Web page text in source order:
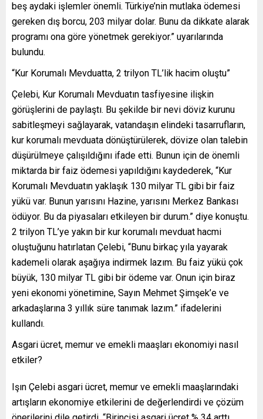
beş aydaki işlemler önemli. Türkiye’nin mutlaka ödemesi
gereken dış borcu, 203 milyar dolar. Bunu da dikkate alarak
programı ona göre yönetmek gerekiyor.” uyarılarında
bulundu.
“Kur Korumalı Mevduatta, 2 trilyon TL’lik hacim oluştu”
Çelebi, Kur Korumalı Mevduatın tasfiyesine ilişkin
görüşlerini de paylaştı. Bu şekilde bir nevi döviz kurunu
sabitleşmeyi sağlayarak, vatandaşın elindeki tasarrufların,
kur korumalı mevduata dönüştürülerek, dövize olan talebin
düşürülmeye çalışıldığını ifade etti. Bunun için de önemli
miktarda bir faiz ödemesi yapıldığını kaydederek, “Kur
Korumalı Mevduatın yaklaşık 130 milyar TL gibi bir faiz
yükü var. Bunun yarısını Hazine, yarısını Merkez Bankası
ödüyor. Bu da piyasaları etkileyen bir durum.” diye konuştu.
2 trilyon TL’ye yakın bir kur korumalı mevduat hacmi
oluştuğunu hatırlatan Çelebi, “Bunu birkaç yıla yayarak
kademeli olarak aşağıya indirmek lazım. Bu faiz yükü çok
büyük, 130 milyar TL gibi bir ödeme var. Onun için biraz
yeni ekonomi yönetimine, Sayın Mehmet Şimşek’e ve
arkadaşlarına 3 yıllık süre tanımak lazım.” ifadelerini
kullandı.
Asgari ücret, memur ve emekli maaşları ekonomiyi nasıl
etkiler?
Işın Çelebi asgari ücret, memur ve emekli maaşlarındaki
artışların ekonomiye etkilerini de değerlendirdi ve çözüm